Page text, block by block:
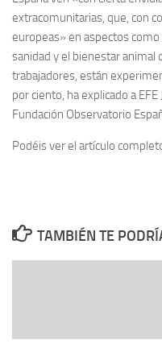
extracomunitarias, que, con
europeas» en aspectos
sanidad y el bienestar animal
trabajadores, están
por ciento, ha explicado a
Fundación Observatorio
Podéis ver el artículo
TAMBIÉN TE